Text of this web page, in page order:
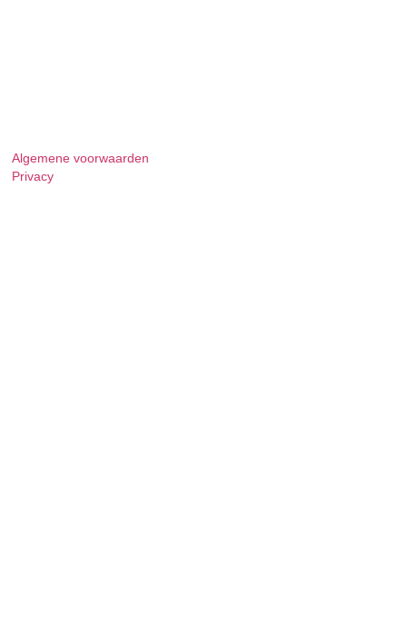
Algemene voorwaarden
Privacy